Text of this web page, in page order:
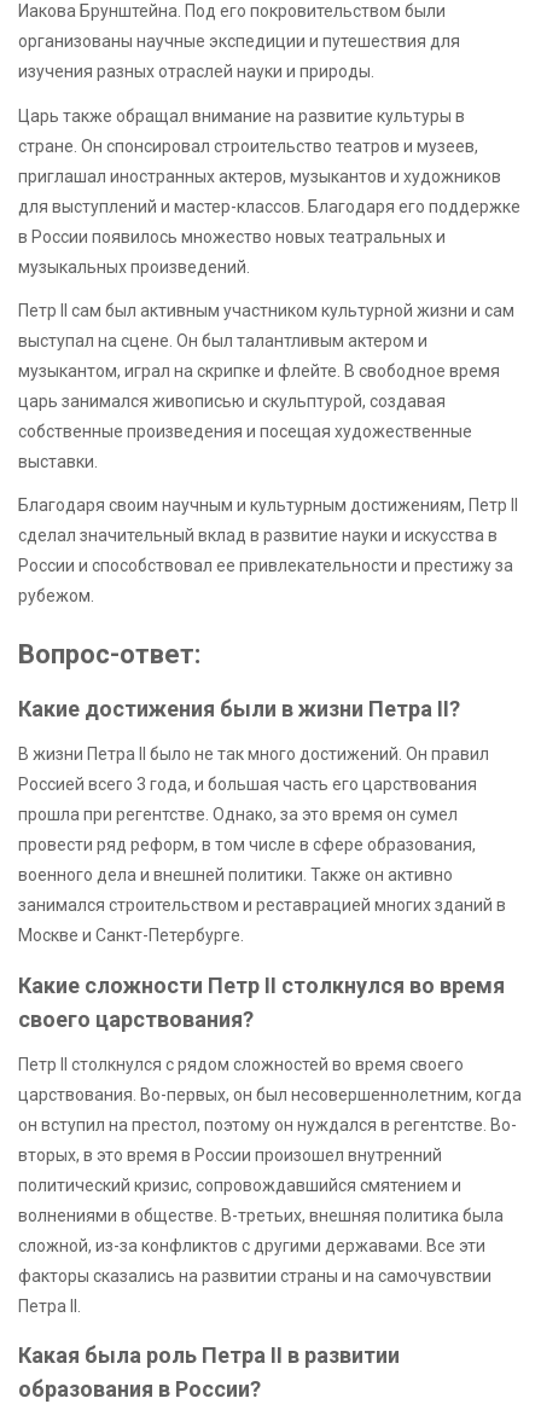
Иакова Брунштейна. Под его покровительством были
организованы научные экспедиции и путешествия для
изучения разных отраслей науки и природы.
Царь также обращал внимание на развитие культуры в
стране. Он спонсировал строительство театров и музеев,
приглашал иностранных актеров, музыкантов и художников
для выступлений и мастер-классов. Благодаря его поддержке
в России появилось множество новых театральных и
музыкальных произведений.
Петр II сам был активным участником культурной жизни и сам
выступал на сцене. Он был талантливым актером и
музыкантом, играл на скрипке и флейте. В свободное время
царь занимался живописью и скульптурой, создавая
собственные произведения и посещая художественные
выставки.
Благодаря своим научным и культурным достижениям, Петр II
сделал значительный вклад в развитие науки и искусства в
России и способствовал ее привлекательности и престижу за
рубежом.
Вопрос-ответ:
Какие достижения были в жизни Петра II?
В жизни Петра II было не так много достижений. Он правил
Россией всего 3 года, и большая часть его царствования
прошла при регентстве. Однако, за это время он сумел
провести ряд реформ, в том числе в сфере образования,
военного дела и внешней политики. Также он активно
занимался строительством и реставрацией многих зданий в
Москве и Санкт-Петербурге.
Какие сложности Петр II столкнулся во время
своего царствования?
Петр II столкнулся с рядом сложностей во время своего
царствования. Во-первых, он был несовершеннолетним, когда
он вступил на престол, поэтому он нуждался в регентстве. Во-
вторых, в это время в России произошел внутренний
политический кризис, сопровождавшийся смятением и
волнениями в обществе. В-третьих, внешняя политика была
сложной, из-за конфликтов с другими державами. Все эти
факторы сказались на развитии страны и на самочувствии
Петра II.
Какая была роль Петра II в развитии
образования в России?